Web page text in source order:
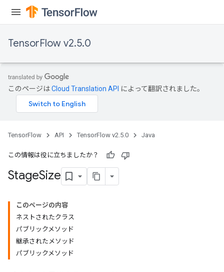
TensorFlow v2.5.0
このページはCloud Translation API によって翻訳されました。
TensorFlow API TensorFlow v2.5.0 Java
この情報は役に立ちましたか？
StageSize
このページの内容
ネストされたクラス
パブリックメソッド
継承されたメソッド
パブリックメソッド